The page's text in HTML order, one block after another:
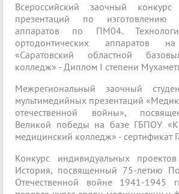
Всероссийский заочный конкурс
презентаций по изготовлению
аппаратов по ПМ04.
ортодонтических аппаратов
«Саратовский областной
колледж» - Диплом I степени
Межрегиональный заочный
мультимедийных презентаций
отечественной войны»,
Великой победы на базе ГБПОУ
медицинский колледж» - сертификат
Конкурс индивидуальных
История, посвященный 75-летию
Отечественной войне 1941-1945